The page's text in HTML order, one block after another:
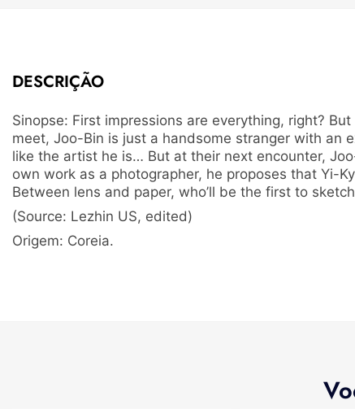
DESCRIÇÃO
Sinopse: First impressions are everything, right?
meet, Joo-Bin is just a handsome stranger with an
like the artist he is… But at their next encounter,
own work as a photographer, he proposes that Yi-
Between lens and paper, who’ll be the first to
(Source: Lezhin US, edited)
Origem: Coreia.